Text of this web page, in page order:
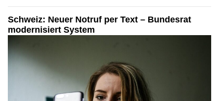
Schweiz: Neuer Notruf per Text – Bundesrat
modernisiert System